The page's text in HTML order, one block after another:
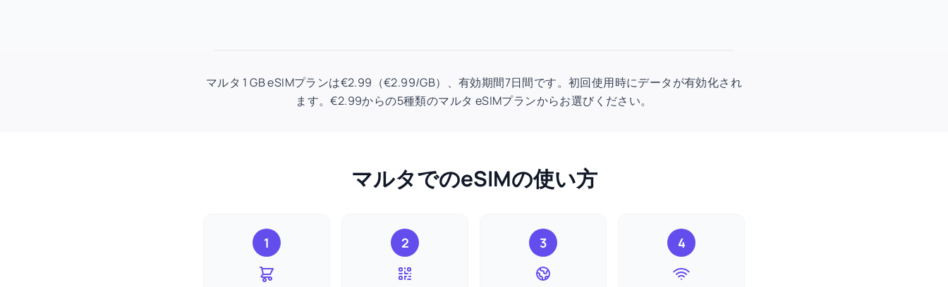
マルタ 1 GB eSIMプランは€2.99（€2.99/GB）、有効期間7日間です。初回使用時にデータが有効化され
ます。€2.99からの5種類のマルタ eSIMプランからお選びください。
マルタでのeSIMの使い方
1 2 3 4